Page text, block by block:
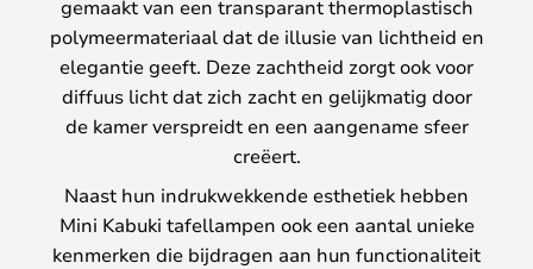
gemaakt van een transparant thermoplastisch
polymeermateriaal dat de illusie van lichtheid en
elegantie geeft. Deze zachtheid zorgt ook voor
diffuus licht dat zich zacht en gelijkmatig door
de kamer verspreidt en een aangename sfeer
creëert.
Naast hun indrukwekkende esthetiek hebben
Mini Kabuki tafellampen ook een aantal unieke
kenmerken die bijdragen aan hun functionaliteit